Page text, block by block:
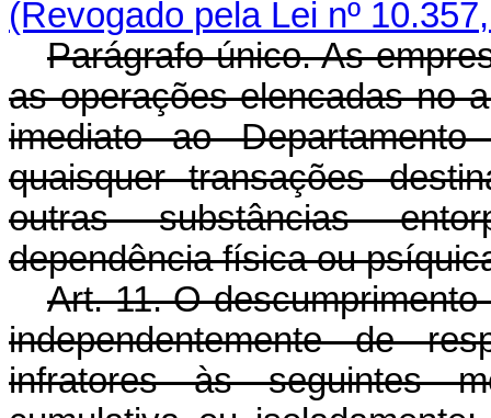
(Revogado pela Lei nº
Parágrafo único. As
as operações elencadas no
imediato ao
quaisquer transações
outras substâncias
dependência física ou
Art. 11. O
independentemente de
infratores às seguintes